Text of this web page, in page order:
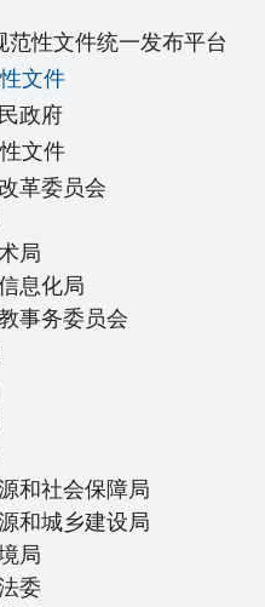
范性文件统一发布平台
文件
政府
文件
革委员会
局
息化局
事务委员会
和社会保障局
和城乡建设局
局
委